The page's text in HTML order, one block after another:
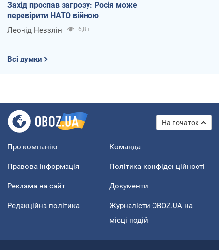
Захід проспав загрозу: Росія може
перевірити НАТО війною
Леонід Невзлін 6,8 т.
Всі думки
На початок
Про компанію Команда
Правова інформація Політика конфіденційності
Реклама на сайті Документи
Редакційна політика
Журналісти OBOZ.UA на
місці подій